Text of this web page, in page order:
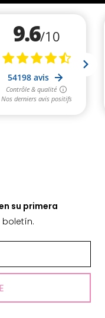
su primera
boletín.